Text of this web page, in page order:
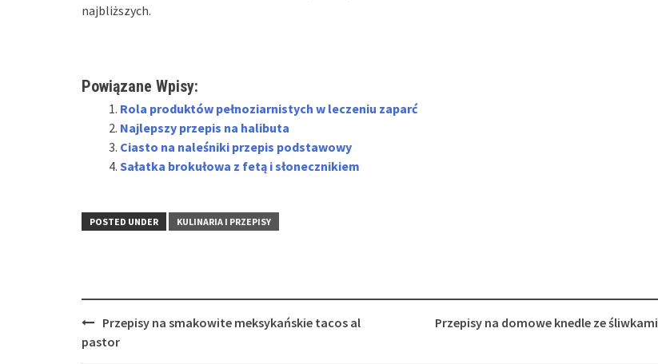
najbliższych.
Powiązane Wpisy:
Rola produktów pełnoziarnistych w leczeniu zaparć
Najlepszy przepis na halibuta
Ciasto na naleśniki przepis podstawowy
Sałatka brokułowa z fetą i słonecznikiem
POSTED UNDER KULINARIA I PRZEPISY
Post
navigation
Przepisy na smakowite meksykańskie tacos al
pastor
Przepisy na domowe knedle ze śliwkami